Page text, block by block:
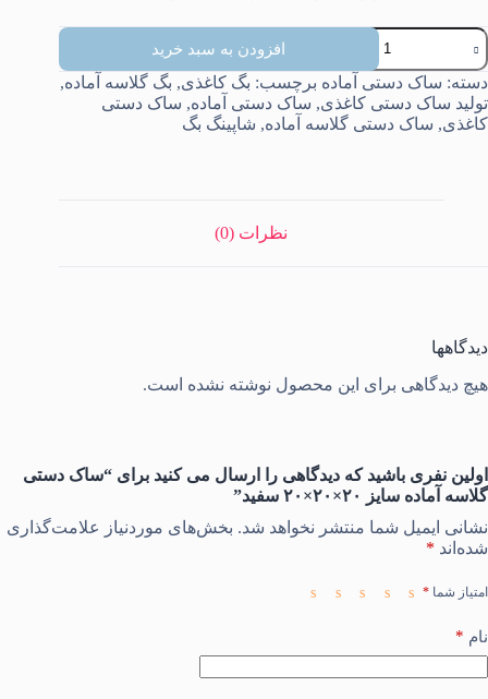
ساک
دستی
گلاسه
آماده
سایز
۲۰×۲۰×۲۰
افزودن به سبد خرید
دسته: ساک دستی آماده برچسب: بگ کاغذی, بگ گلاسه آماده,
تولید ساک دستی کاغذی, ساک دستی آماده, ساک دستی
کاغذی, ساک دستی گلاسه آماده, شاپینگ بگ
نظرات (0)
دیدگاهها
هیچ دیدگاهی برای این محصول نوشته نشده است.
اولین نفری باشید که دیدگاهی را ارسال می کنید برای “ساک دستی
گلاسه آماده سایز ۲۰×۲۰×۲۰ سفید”
نشانی ایمیل شما منتشر نخواهد شد. بخش‌های موردنیاز علامت‌گذاری
شده‌اند *
امتیاز شما *
نام *